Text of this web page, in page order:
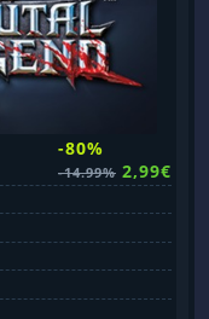
-80%
-14.99% 2,99€